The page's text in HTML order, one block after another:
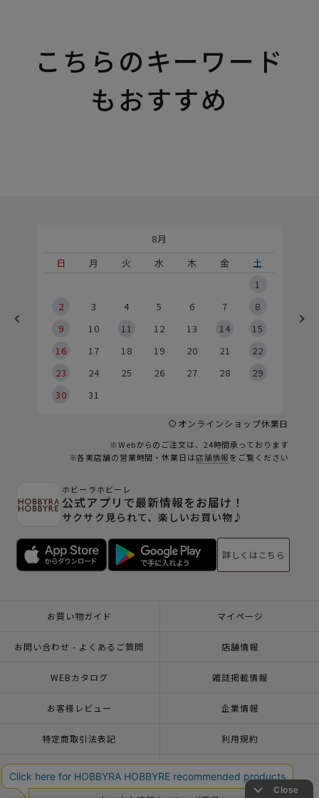
こちらのキーワード
もおすすめ
8月
日
月 火 水 木 金
土
1
2
3 4 5 6 7
8
9
10 11 12 13 14
15
16
17 18 19 20 21
22
23
24 25 26 27 28
29
30
31
オンラインショップ休業日
※Webからのご注文は、24時間承っております
※各実店舗の営業時間・休業日は店舗情報をご覧ください
ホビーラホビーレ
公式アプリで最新情報をお届け！
サクサク見られて、楽しいお買い物♪
詳しくはこちら
お買い物ガイド マイページ
お問い合わせ - よくあるご質問 店舗情報
WEBカタログ 雑誌掲載情報
お客様レビュー 企業情報
特定商取引法表記 利用規約
一緒に働こう♪求人情報